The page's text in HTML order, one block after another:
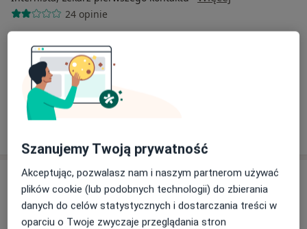
24 opinie
Centrum Medyczne POLMED Oddział Starogard Gdański
Konsultacja internistyczna
Szanujemy Twoją prywatność
Akceptując, pozwalasz nam i naszym partnerom używać
plików cookie (lub podobnych technologii) do zbierania
danych do celów statystycznych i dostarczania treści w
oparciu o Twoje zwyczaje przeglądania stron